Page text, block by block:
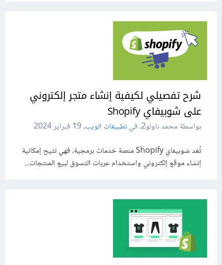
شرح تفصيلي لكيفية إنشاء متجر إلكتروني
على شوبيفاي Shopify
بواسطة محمد ناولو2، في تطبيقات الويب،19 فبراير 2024
تُعَد شوبيفاي Shopify منصة خدمات برمجية، فهي تتيح إمكانية
إنشاء موقع إلكتروني واستخدام عربات التسوق لبيع المنتجات...